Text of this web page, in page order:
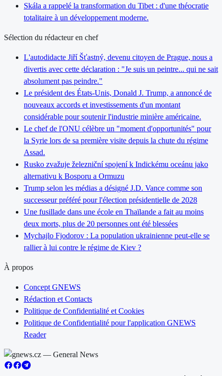
Skála a rappelé la transformation du Tibet : d'une théocratie
totalitaire à un développement moderne.
Sélection du rédacteur en chef
L'autodidacte Jiří Šťastný, devenu citoyen de Prague, nous a
divertis avec cette déclaration : "Je suis un peintre... qui ne sait
absolument pas peindre."
Le président des États-Unis, Donald J. Trump, a annoncé de
nouveaux accords et investissements d'un montant
considérable pour soutenir l'industrie minière américaine.
Le chef de l'ONU célèbre un "moment d'opportunités" pour
la Syrie lors de sa première visite depuis la chute du régime
Assad.
Rusko zvažuje železniční spojení k Indickému oceánu jako
alternativu k Bosporu a Ormuzu
Trump selon les médias a désigné J.D. Vance comme son
successeur préféré pour l'élection présidentielle de 2028
Une fusillade dans une école en Thaïlande a fait au moins
deux morts, plus de 20 personnes ont été blessées
Mychajlo Fjodorov : La population ukrainienne peut-elle se
rallier à lui contre le régime de Kiev ?
À propos
Concept GNEWS
Rédaction et Contacts
Politique de Confidentialité et Cookies
Politique de Confidentialité pour l'application GNEWS
Reader